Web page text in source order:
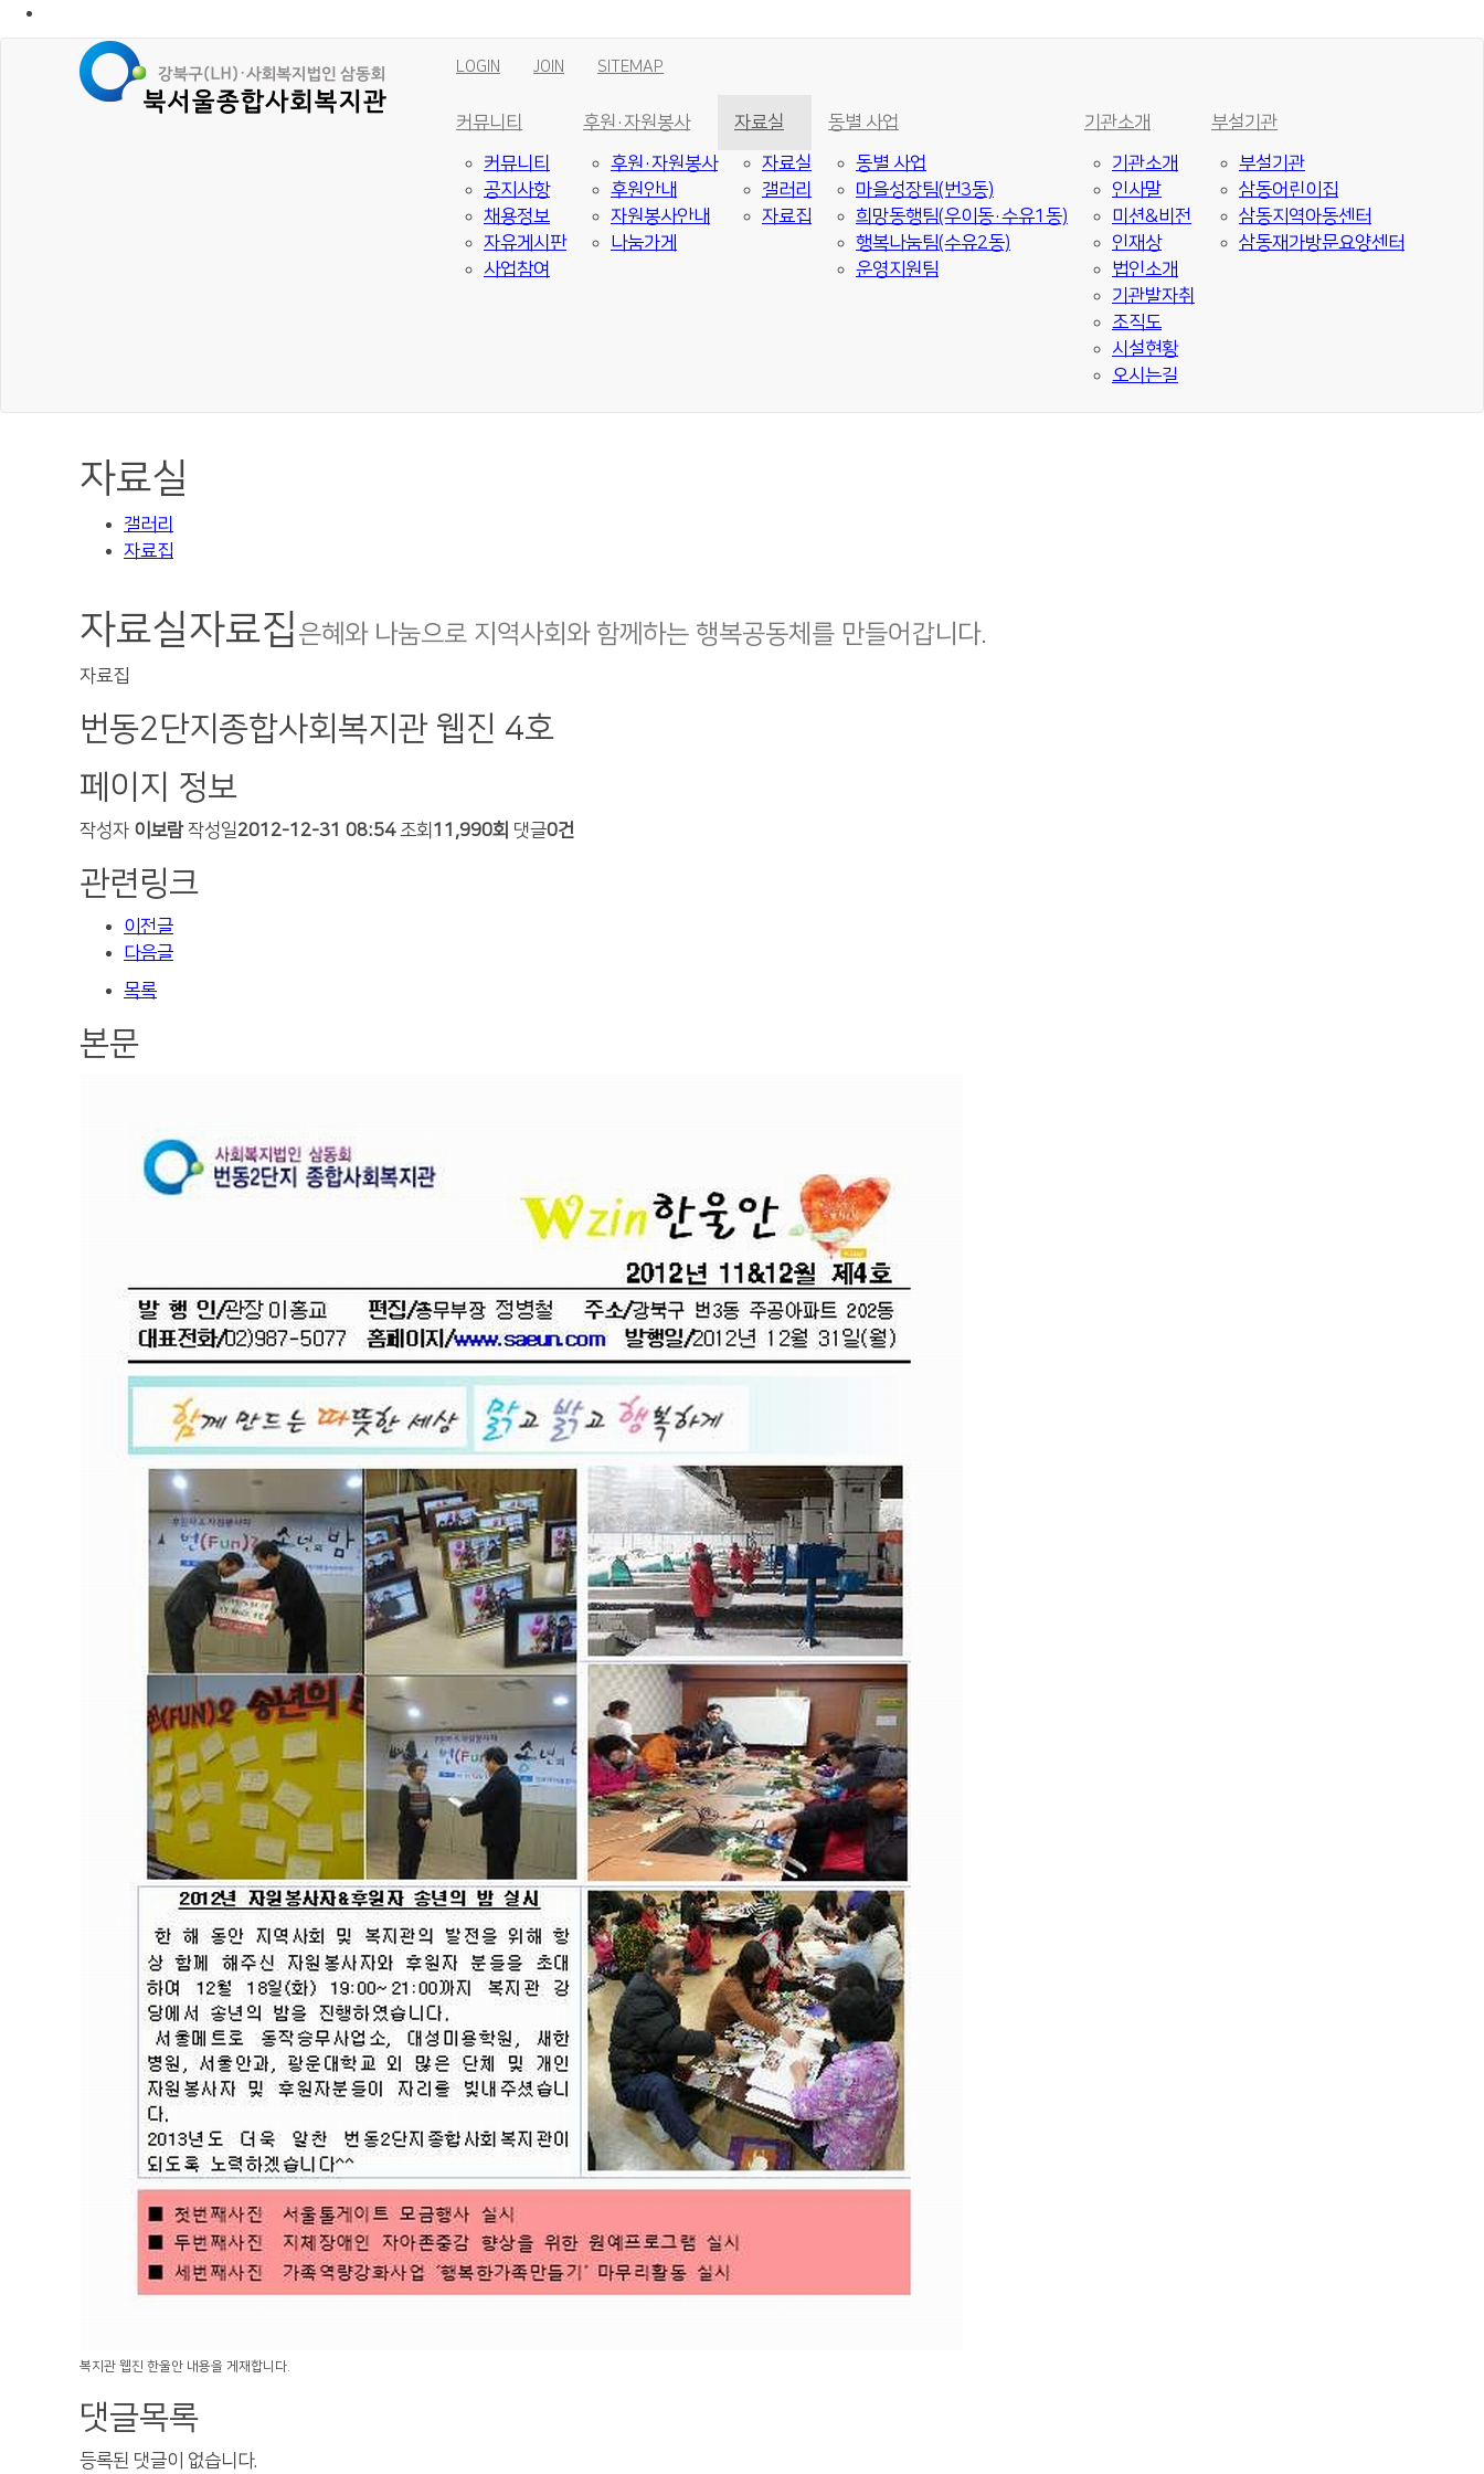
LOGIN JOIN SITEMAP
커뮤니티
커뮤니티
공지사항
채용정보
자유게시판
사업참여
후원·자원봉사
후원·자원봉사
후원안내
자원봉사안내
나눔가게
자료실
자료실
갤러리
자료집
동별 사업
동별 사업
마을성장팀(번3동)
희망동행팀(우이동·수유1동)
행복나눔팀(수유2동)
운영지원팀
기관소개
기관소개
인사말
미션&비전
인재상
법인소개
기관발자취
조직도
시설현황
오시는길
부설기관
부설기관
삼동어린이집
삼동지역아동센터
삼동재가방문요양센터
자료실
갤러리
자료집
자료실자료집은혜와 나눔으로 지역사회와 함께하는 행복공동체를 만들어갑니다.
자료집
번동2단지종합사회복지관 웹진 4호
페이지 정보
작성자 이보람 작성일2012-12-31 08:54조회 11,990회 댓글0건
관련링크
이전글
다음글
목록
본문
복지관 웹진 한울안 내용을 게재합니다.
댓글목록
등록된 댓글이 없습니다.